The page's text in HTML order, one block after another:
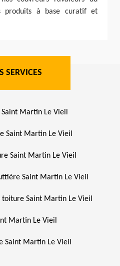
produits à base curatif et
SERVICES
Martin Le Vieil
Saint Martin Le Vieil
Saint Martin Le Vieil
Saint Martin Le Vieil
toiture Saint Martin Le Vieil
Martin Le Vieil
Saint Martin Le Vieil